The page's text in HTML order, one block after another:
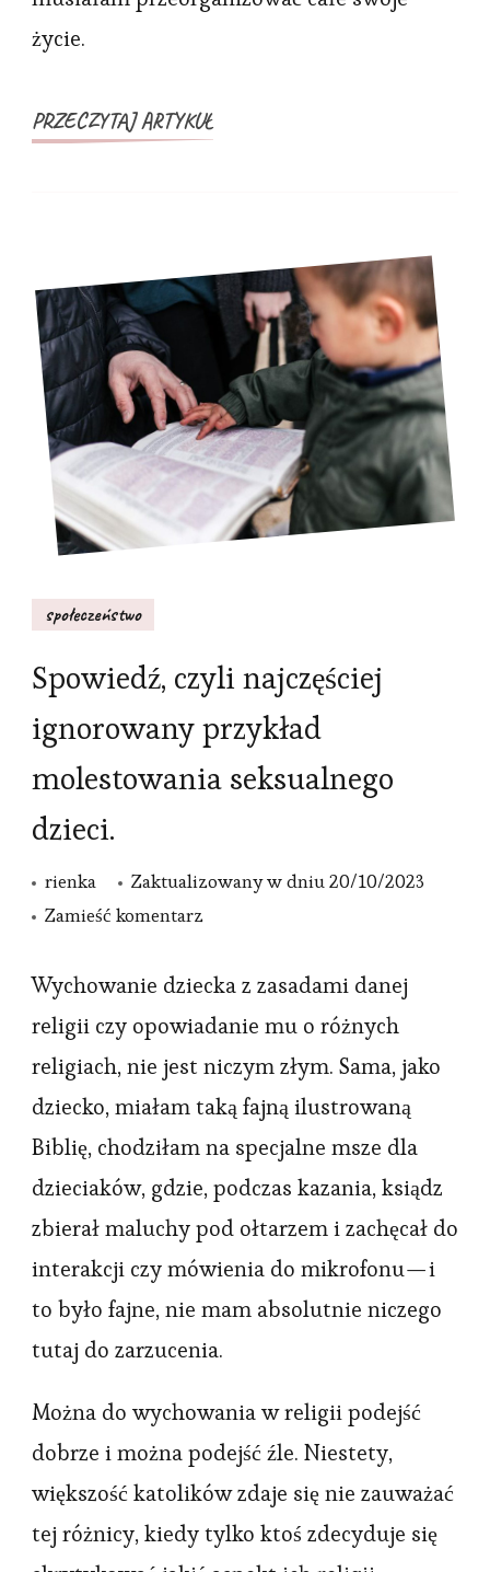
życie.
PRZECZYTAJ ARTYKUŁ
społeczeństwo
Spowiedź, czyli najczęściej
ignorowany przykład
molestowania seksualnego
dzieci.
rienka Zaktualizowany w dniu20/10/2023
Zamieść komentarzwe
Spowiedź,
czyli
ignorowany
przykład
molestowania
seksualnego
dzieci.
Wychowanie dziecka z zasadami danej
religii czy opowiadanie mu o różnych
religiach, nie jest niczym złym. Sama, jako
dziecko, miałam taką fajną ilustrowaną
Biblię, chodziłam na specjalne msze dla
dzieciaków, gdzie, podczas kazania, ksiądz
zbierał maluchy pod ołtarzem i zachęcał do
interakcji czy mówienia do mikrofonu — i
to było fajne, nie mam absolutnie niczego
tutaj do zarzucenia.
Można do wychowania w religii podejść
dobrze i można podejść źle. Niestety,
większość katolików zdaje się nie zauważać
tej różnicy, kiedy tylko ktoś zdecyduje się